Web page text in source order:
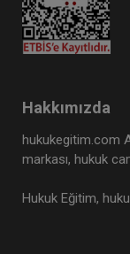
Hakkımızda
hukukegitim.com
markası, hukuk
Hukuk Eğitim,